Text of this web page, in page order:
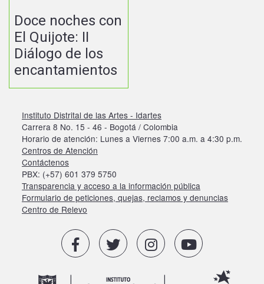
Doce noches con
El Quijote: II
Diálogo de los
encantamientos
Instituto Distrital de las Artes - Idartes
Carrera 8 No. 15 - 46 - Bogotá / Colombia
Horario de atención: Lunes a Viernes 7:00 a.m. a 4:30 p.m.
Centros de Atención
Contáctenos
PBX: (+57) 601 379 5750
Transparencia y acceso a la información pública
Formulario de peticiones, quejas, reclamos y denuncias
Centro de Relevo